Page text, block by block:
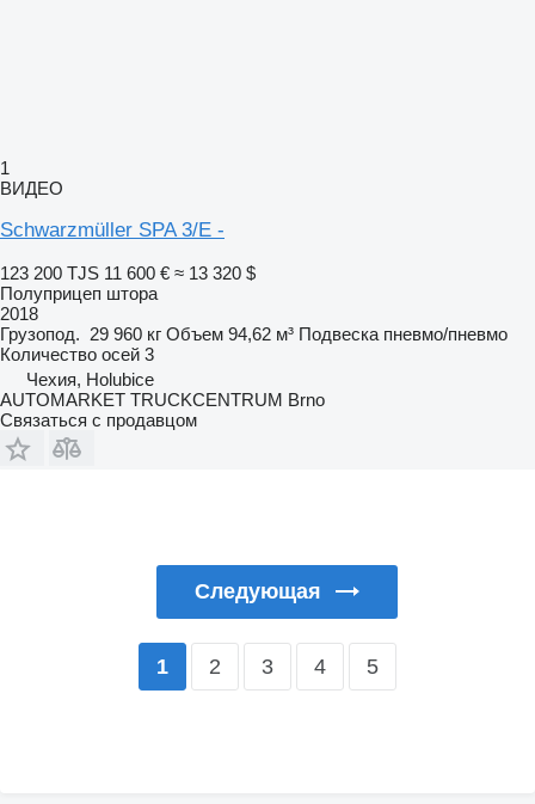
1
ВИДЕО
Schwarzmüller SPA 3/E -
123 200 TJS 11 600 € ≈ 13 320 $
Полуприцеп штора
2018
Грузопод. 29 960 кг Объем 94,62 м³ Подвеска пневмо/пневмо
Количество осей 3
Чехия, Holubice
AUTOMARKET TRUCKCENTRUM Brno
Связаться с продавцом
Следующая
1 2 3 4 5